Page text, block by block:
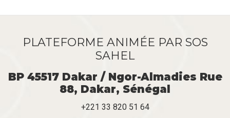
PLATEFORME ANIMÉE PAR SOS
SAHEL
BP 45517 Dakar / Ngor-Almadies Rue
88, Dakar, Sénégal
+221 33 820 51 64